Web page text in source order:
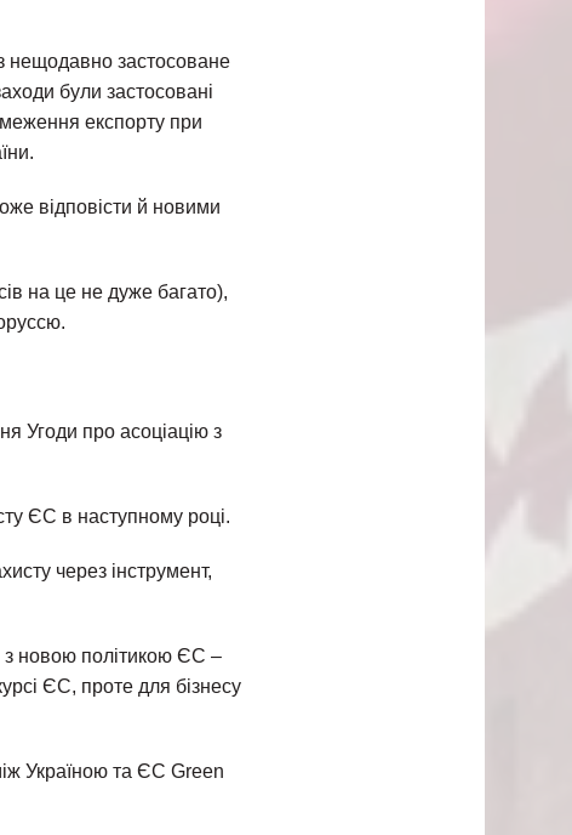
нещодавно застосоване
були застосовані
експорту при
відповісти й новими
на це не дуже багато),
Угоди про асоціацію з
ЄС в наступному році.
через інструмент,
з новою політикою ЄС –
ЄС, проте для бізнесу
Україною та ЄС Green